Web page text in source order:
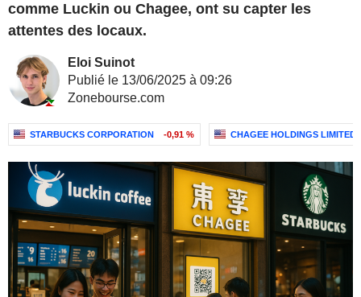
comme Luckin ou Chagee, ont su capter les
attentes des locaux.
Eloi Suinot
Publié le 13/06/2025 à 09:26
Zonebourse.com
STARBUCKS CORPORATION -0,91 % CHAGEE HOLDINGS LIMITED